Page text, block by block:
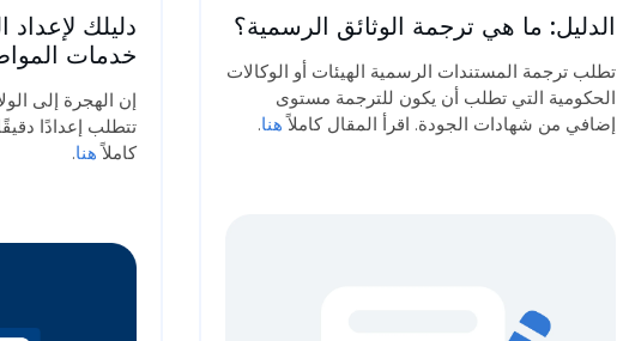
الدليل: ما هي ترجمة الوثائق الرسمية؟
تطلب ترجمة المستندات الرسمية الهيئات أو الوكالات
الحكومية التي تطلب أن يكون للترجمة مستوى
إضافي من شهادات الجودة. اقرأ المقال كاملاًهنا.
دليلك
خدمات
إن الهجرة إلى
تتطلب إعدادًا
كاملاًهنا.